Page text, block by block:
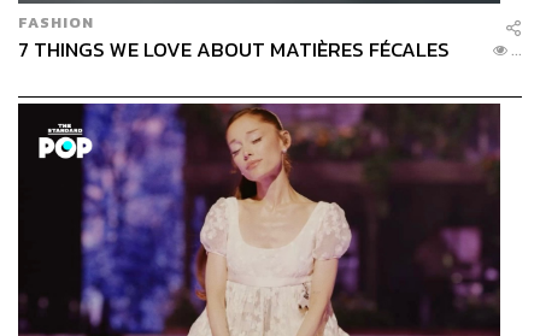
FASHION
7 THINGS WE LOVE ABOUT MATIÈRES FÉCALES ...